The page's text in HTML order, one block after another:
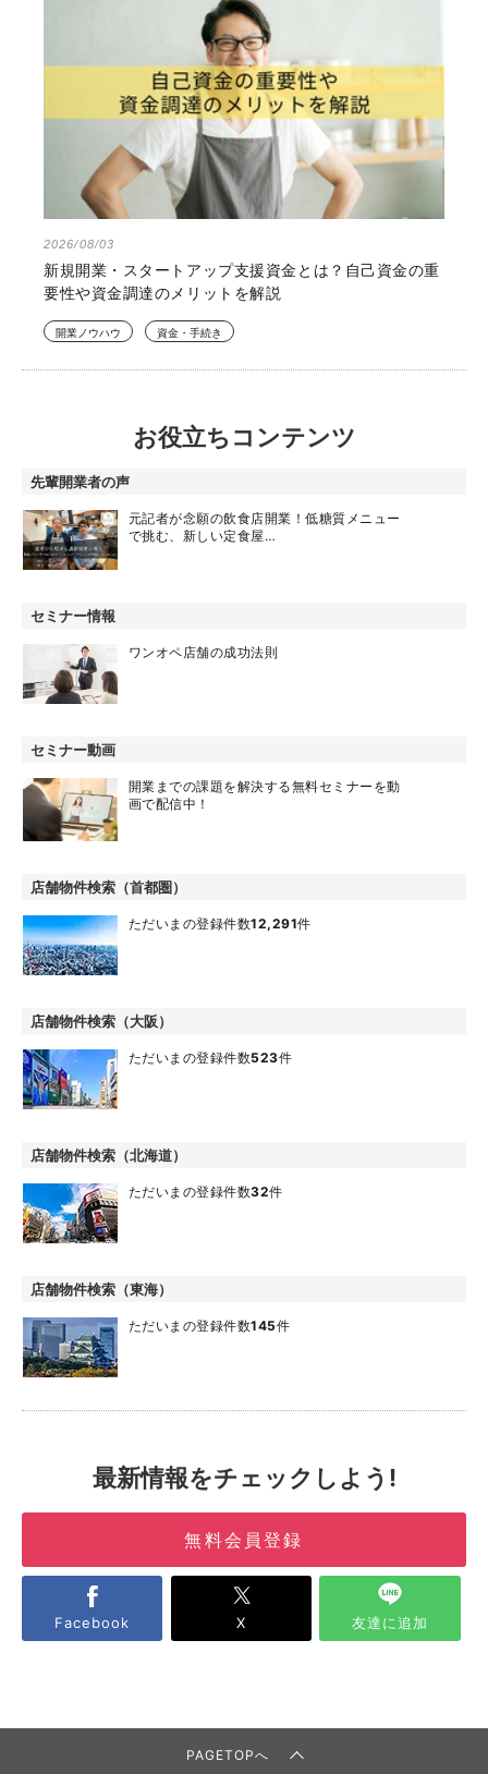
2026/08/03
新規開業・スタートアップ支援資金とは？自己資金の重
要性や資金調達のメリットを解説
開業ノウハウ 資金・手続き
お役立ちコンテンツ
先輩開業者の声
元記者が念願の飲食店開業！低糖質メニュー
で挑む、新しい定食屋…
セミナー情報
ワンオペ店舗の成功法則
セミナー動画
開業までの課題を解決する無料セミナーを動
画で配信中！
店舗物件検索（首都圏）
ただいまの登録件数12,291件
店舗物件検索（大阪）
ただいまの登録件数523件
店舗物件検索（北海道）
ただいまの登録件数32件
店舗物件検索（東海）
ただいまの登録件数145件
最新情報をチェックしよう!
無料会員登録
Facebook X 友達に追加
PAGETOPへ